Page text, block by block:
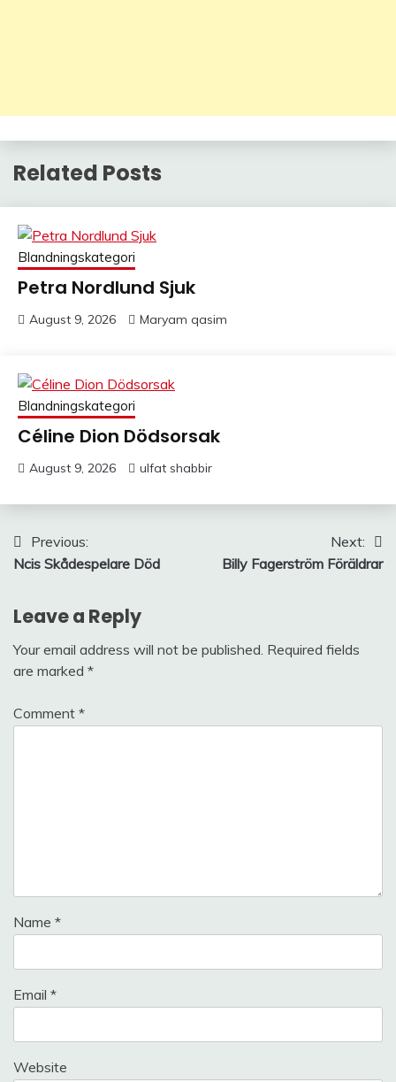
Related Posts
Blandningskategori
Petra Nordlund Sjuk
August 9, 2026 Maryam qasim
Blandningskategori
Céline Dion Dödsorsak
August 9, 2026 ulfat shabbir
Post
navigation
Previous:
Ncis Skådespelare Död
Next:
Billy Fagerström Föräldrar
Leave a Reply
Your email address will not be published. Required fields
are marked *
Comment *
Name *
Email *
Website